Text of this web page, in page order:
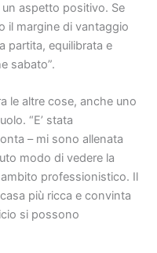
aspetto positivo. Se
il margine di vantaggio
partita, equilibrata e
sabato”.
le altre cose, anche uno
“E’ stata
– mi sono allenata
modo di vedere la
professionistico. Il
più ricca e convinta
si possono